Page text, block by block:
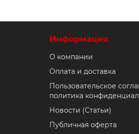
Информация
О компании
Оплата и доставка
Пользовательское
политика
Новости (Статьи)
Публичная оферта